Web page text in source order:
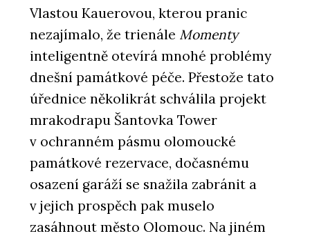
Vlastou Kauerovou, kterou pranic
nezajímalo, že trienále Momenty
inteligentně otevírá mnohé problémy
dnešní památkové péče. Přestože tato
úřednice několikrát schválila projekt
mrakodrapu Šantovka Tower
v ochranném pásmu olomoucké
památkové rezervace, dočasnému
osazení garáží se snažila zabránit a
v jejich prospěch pak muselo
zasáhnout město Olomouc. Na jiném